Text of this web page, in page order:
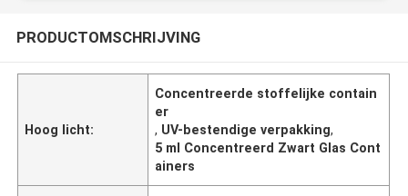
PRODUCTOMSCHRIJVING
Hoog licht:
Concentreerde stoffelijke contain
er
, UV-bestendige verpakking,
5 ml Concentreerd Zwart Glas Cont
ainers